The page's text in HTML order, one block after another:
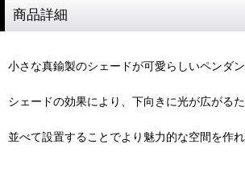
商品詳細
小さな真鍮製のシェードが可愛らしいペンダ
シェードの効果により、下向きに光が広がる
並べて設置することでより魅力的な空間を作